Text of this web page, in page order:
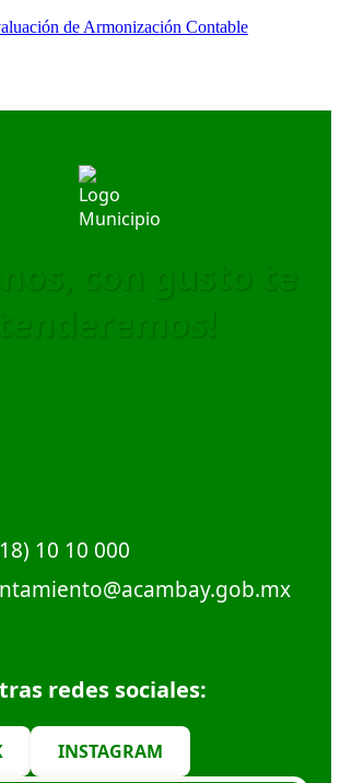
de Armonización Contable
con gusto te
10 10 000
redes sociales:
INSTAGRAM